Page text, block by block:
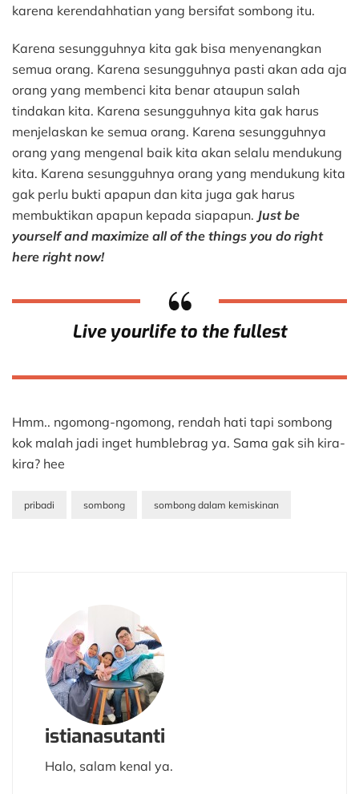
karena kerendahhatian yang bersifat sombong itu.
Karena sesungguhnya kita gak bisa menyenangkan
semua orang. Karena sesungguhnya pasti akan ada aja
orang yang membenci kita benar ataupun salah
tindakan kita. Karena sesungguhnya kita gak harus
menjelaskan ke semua orang. Karena sesungguhnya
orang yang mengenal baik kita akan selalu mendukung
kita. Karena sesungguhnya orang yang mendukung kita
gak perlu bukti apapun dan kita juga gak harus
membuktikan apapun kepada siapapun. Just be
yourself and maximize all of the things you do right
here right now!
Live yourlife to the fullest
Hmm.. ngomong-ngomong, rendah hati tapi sombong
kok malah jadi inget humblebrag ya. Sama gak sih kira-
kira? hee
pribadi sombong sombong dalam kemiskinan
istianasutanti
Halo, salam kenal ya.